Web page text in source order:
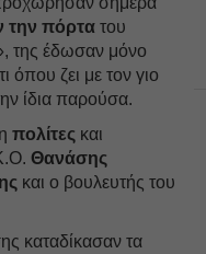
την πόρτα του
της έδωσαν μόνο
όπου ζει με τον γιο
ίδια παρούσα.
πολίτες και
Θανάσης
και ο βουλευτής του
καταδίκασαν τα